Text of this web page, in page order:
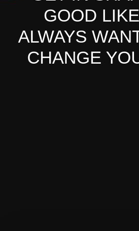
GOOD
ALWAYS
CHANGE